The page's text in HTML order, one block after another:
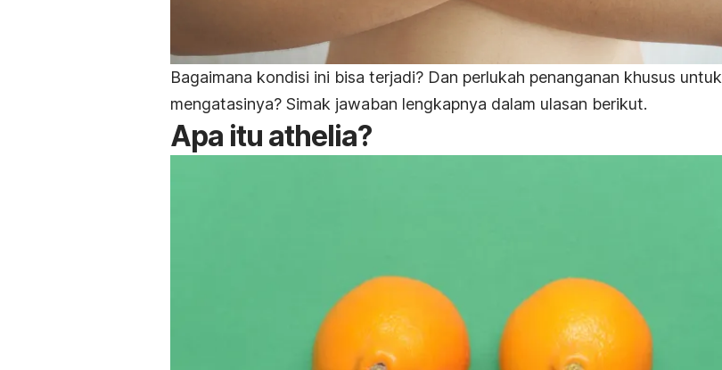
Bagaimana kondisi ini bisa terjadi? Dan perlukah penanganan khusus untuk
mengatasinya? Simak jawaban lengkapnya dalam ulasan berikut.
Apa itu athelia?